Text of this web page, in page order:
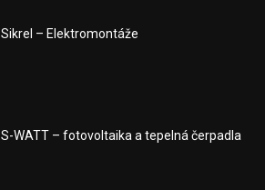
Sikrel – Elektromontáže
S-WATT – fotovoltaika a tepelná čerpadla